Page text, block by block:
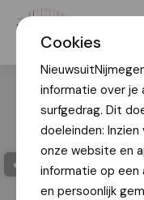
Cookies
informatie over je
surfgedrag. Dit
doeleinden:
onze website en
informatie op een
en persoonlijk